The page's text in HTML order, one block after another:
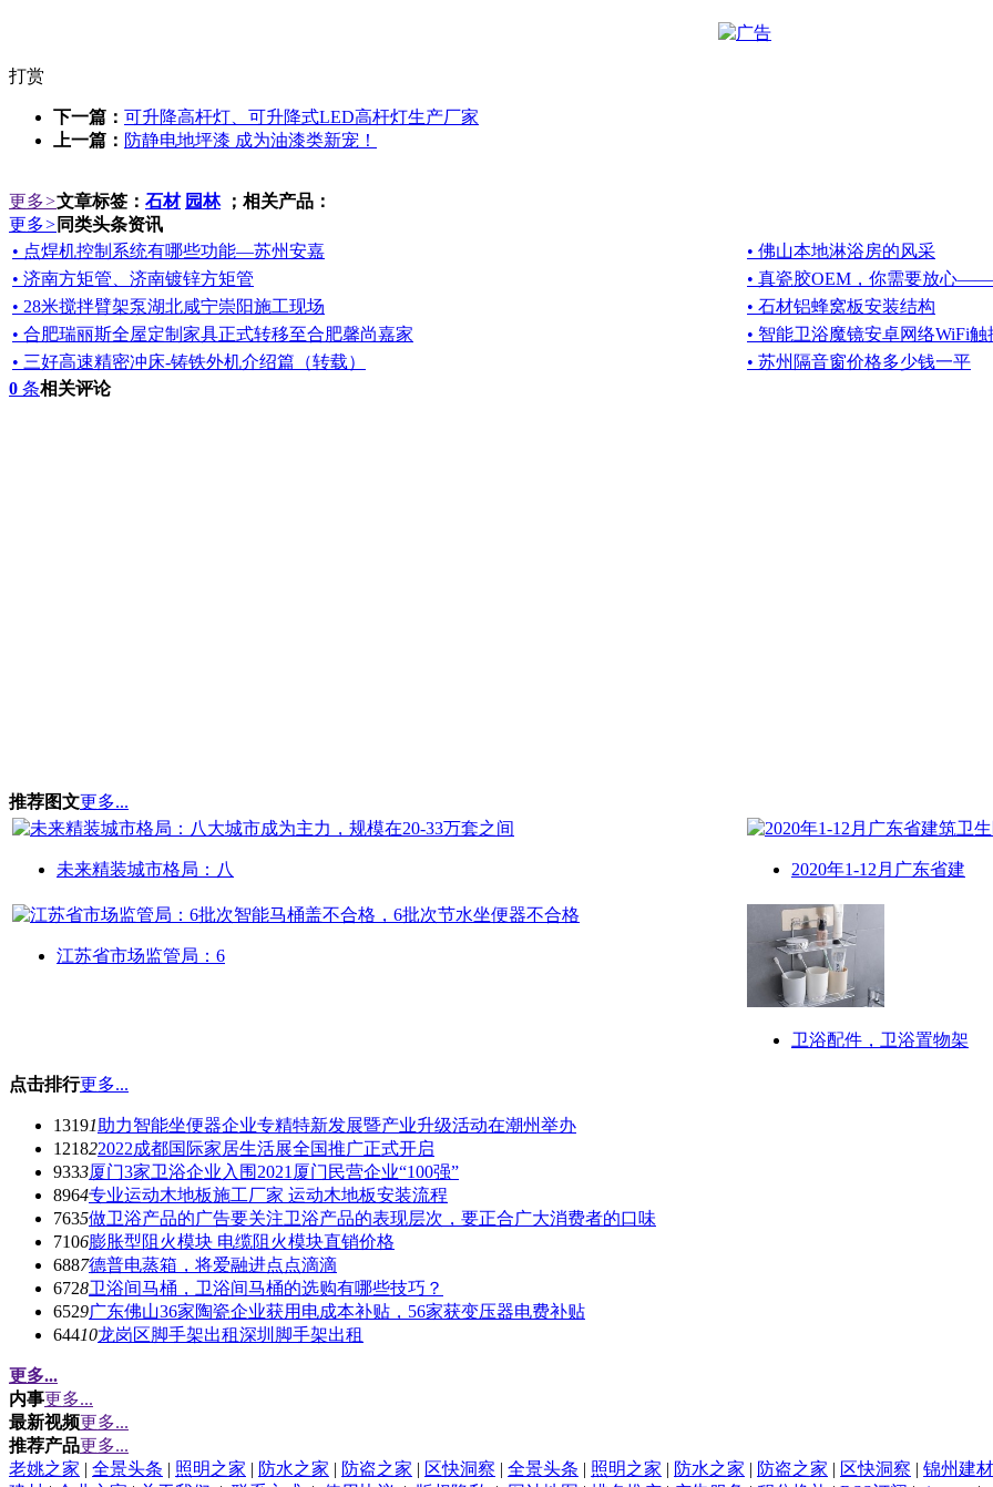
打赏
下一篇： 可升降高杆灯、可升降式LED高杆灯生产厂家
上一篇： 防静电地坪漆 成为油漆类新宠！
更多>文章标签： 石材 园林；相关产品：
更多> 同类头条资讯
• 点焊机控制系统有哪些功能—苏州安嘉
• 佛山本地淋浴房的风采
• 济南方矩管、济南镀锌方矩管
• 真瓷胶OEM，你需要放心
• 28米搅拌臂架泵湖北咸宁崇阳施工现场
• 石材铝蜂窝板安装结构
• 合肥瑞丽斯全屋定制家具正式转移至合肥馨尚嘉家
• 智能卫浴魔镜安卓网络WiFi
• 三好高速精密冲床-铸铁外机介绍篇（转载）
• 苏州隔音窗价格多少钱一平
0 条相关评论
推荐图文更多...
未来精装城市格局：八 2020年1-12月广东省建
江苏省市场监管局：6
卫浴配件，卫浴置物架
点击排行更多...
13191 助力智能坐便器企业专精特新发展暨产业升级活动在潮州举办
121822022成都国际家居生活展全国推广正式开启
9333厦门3家卫浴企业入围2021厦门民营企业“100强”
8964专业运动木地板施工厂家 运动木地板安装流程
7635做卫浴产品的广告要关注卫浴产品的表现层次，要正合广大消费者的口味
7106膨胀型阻火模块 电缆阻火模块直销价格
6887德普电蒸箱，将爱融进点点滴滴
6728卫浴间马桶，卫浴间马桶的选购有哪些技巧？
6529广东佛山36家陶瓷企业获用电成本补贴，56家获变压器电费补贴
64410龙岗区脚手架出租深圳脚手架出租
更多...
内事更多...
最新视频更多...
推荐产品更多...
老姚之家 | 全景头条 | 照明之家 | 防水之家 | 防盗之家 | 区快洞察 | 全景头条 | 照明之家 | 防水之家 | 防盗之家 | 区快洞察 | 锦州建材